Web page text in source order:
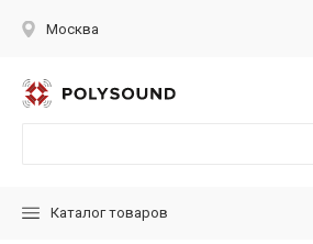
Москва
Каталог товаров